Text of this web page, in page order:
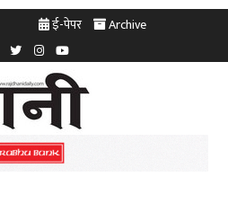
ई-पेपर Archive